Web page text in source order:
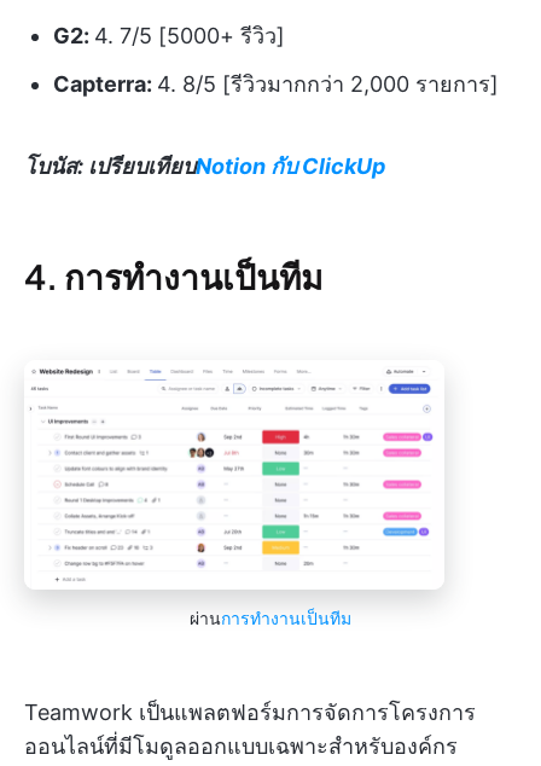
G2: 4. 7/5 [5000+ รีวิว]
Capterra: 4. 8/5 [รีวิวมากกว่า 2,000 รายการ]
โบนัส: เปรียบเทียบNotion กับ ClickUp
4. การทำงานเป็นทีม
ผ่านการทำงานเป็นทีม
Teamwork เป็นแพลตฟอร์มการจัดการโครงการ
ออนไลน์ที่มีโมดูลออกแบบเฉพาะสำหรับองค์กร